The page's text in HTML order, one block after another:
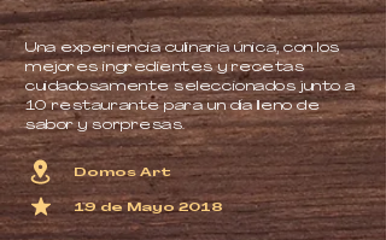
Una experiencia culinaria única, con los
mejores ingredientes y recetas
cuidadosamente seleccionados junto a
10 restaurante para un día lleno de
sabor y sorpresas.
Domos Art
19 de Mayo 2018